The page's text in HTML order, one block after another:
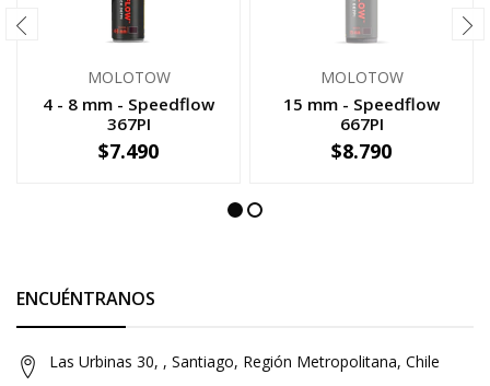
MOLOTOW
4 - 8 mm - Speedflow
367PI
+
$7.490
MOLOTOW
15 mm - Speedflow
667PI
NO DISPONIBLE
$8.790
ENCUÉNTRANOS
Las Urbinas 30, , Santiago, Región Metropolitana, Chile